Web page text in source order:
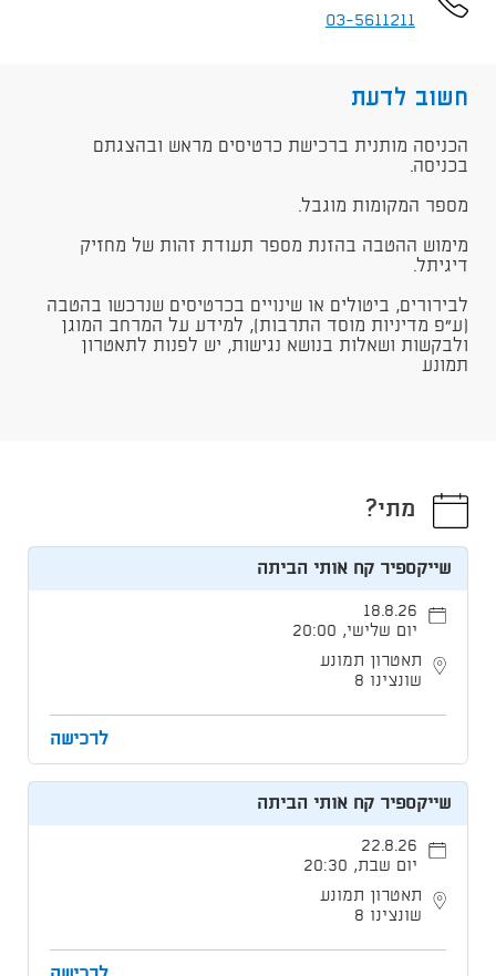
03-5611211
חשוב לדעת
הכניסה מותנית ברכישת כרטיסים מראש ובהצגתם
בכניסה.
מספר המקומות מוגבל.
מימוש ההטבה בהזנת מספר תעודת זהות של מחזיק
דיגיתל.
לבירורים, ביטולים או שינויים בכרטיסים שנרכשו בהטבה
(ע"פ מדיניות מוסד התרבות), למידע על המרחב המוגן
ולבקשות ושאלות בנושא נגישות, יש לפנות לתאטרון
תמונע
מתי?
שייקספיר קח אותי הביתה
18.8.26
יום שלישי, 20:00
תאטרון תמונע
שונצינו 8
לרכישה
שייקספיר קח אותי הביתה
22.8.26
יום שבת, 20:30
תאטרון תמונע
שונצינו 8